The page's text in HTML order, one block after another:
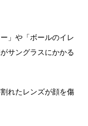
」や「ボールのイレ
サングラスにかかる
れたレンズが顔を傷